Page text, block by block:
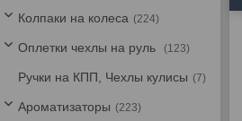
Колпаки на колеса 224
Оплетки чехлы на руль 123
Ручки на КПП, Чехлы кулисы 7
Ароматизаторы 223